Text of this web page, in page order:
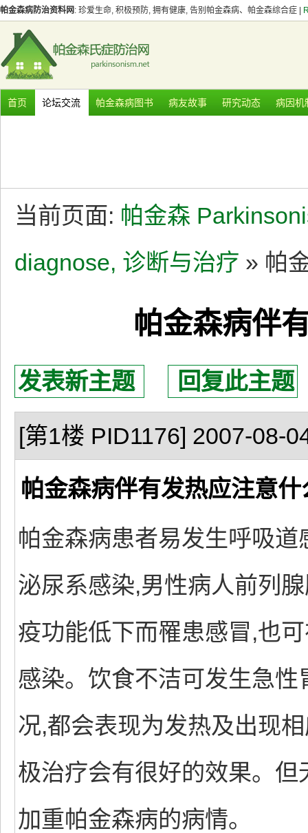
帕金森病防治资料网 : 珍爱生命, 积极预防, 拥有健康, 告别帕金森病、帕金森综合症 |
首页 论坛交流 帕金森病图书 病友故事 研究动态 病因机
当前页面: 帕金森
diagnose, 诊断与治疗 » 帕
帕金森病伴
发表新主题 回复此主题
[第1楼 PID1176] 2007-08-
帕金森病伴有发热应注意什
帕金森病患者易发生呼吸
泌尿系感染,男性病人前列
疫功能低下而罹患感冒,也
感染。饮食不洁可发生急
况,都会表现为发热及出现
极治疗会有很好的效果。
加重帕金森病的病情。